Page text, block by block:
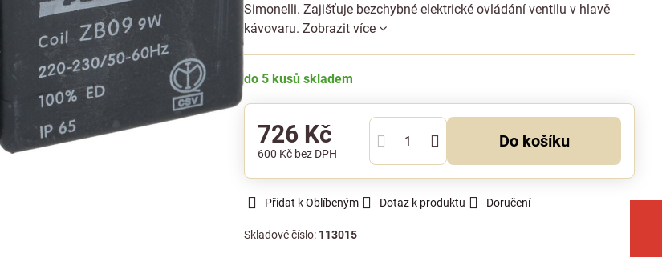
Simonelli. Zajišťuje bezchybné elektrické ovládání ventilu v hlavě
kávovaru.Zobrazit více
do 5 kusů skladem
726 Kč
600 Kč bez DPH
Do košíku
Přidat k Oblíbeným Dotaz k produktu Doručení
Skladové číslo: 113015